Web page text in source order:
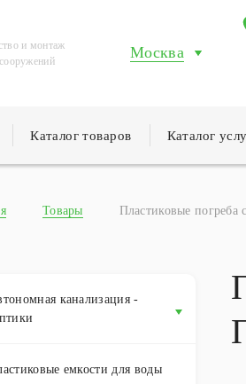
и монтаж
Москва
Каталог товаров Каталог
Товары Пластиковые погреба
канализация -
емкости для воды